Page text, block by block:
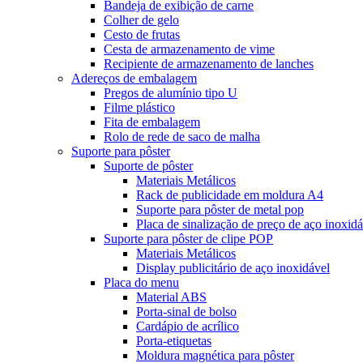
Bandeja de exibição de carne
Colher de gelo
Cesto de frutas
Cesta de armazenamento de vime
Recipiente de armazenamento de lanches
Adereços de embalagem
Pregos de alumínio tipo U
Filme plástico
Fita de embalagem
Rolo de rede de saco de malha
Suporte para pôster
Suporte de pôster
Materiais Metálicos
Rack de publicidade em moldura A4
Suporte para pôster de metal pop
Placa de sinalização de preço de aço
Suporte para pôster de clipe POP
Materiais Metálicos
Display publicitário de aço inoxidável
Placa do menu
Material ABS
Porta-sinal de bolso
Cardápio de acrílico
Porta-etiquetas
Moldura magnética para pôster